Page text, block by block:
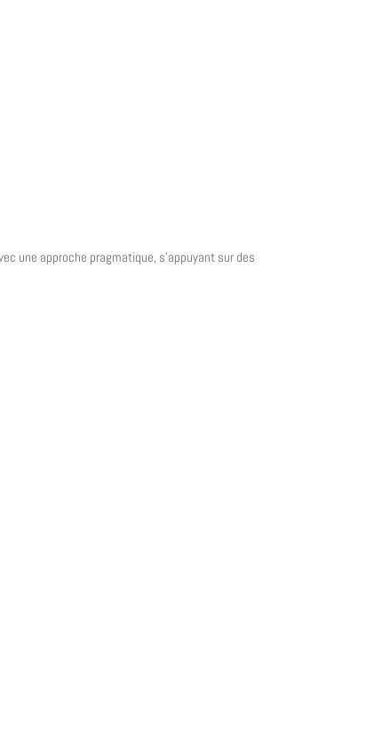
une approche pragmatique, s’appuyant sur des